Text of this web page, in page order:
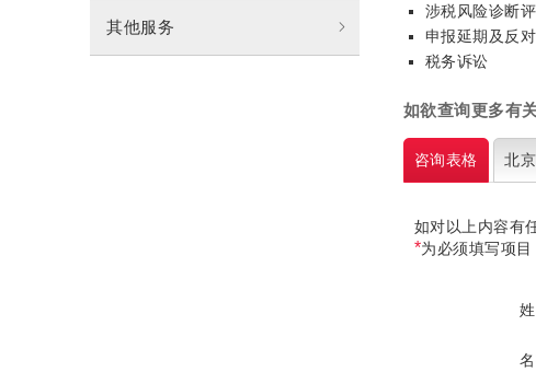
其他服务
涉税风险诊断
申报延期及反对
税务诉讼
如欲查询更多有
咨询表格 北京
如对以上内容有
*为必须填写项目